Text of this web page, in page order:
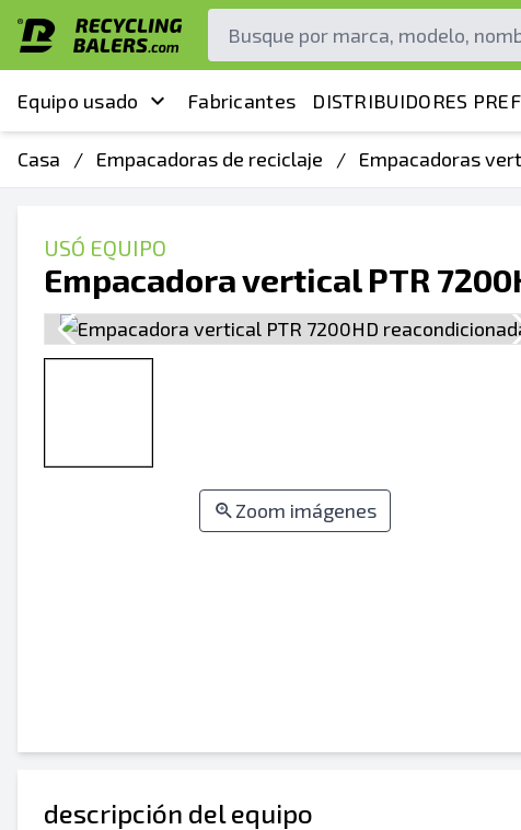
Equipo usado Fabricantes DISTRIBUIDORES
Casa / Empacadoras de reciclaje / Empacadoras
USÓ EQUIPO
Empacadora vertical PTR
Zoom imágenes
descripción del equipo